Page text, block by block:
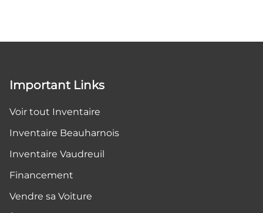
Important Links
Voir tout Inventaire
Inventaire Beauharnois
Inventaire Vaudreuil
Financement
Vendre sa Voiture